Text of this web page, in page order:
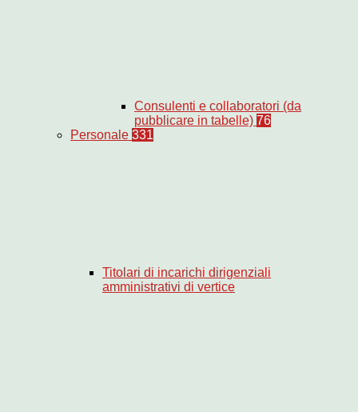
Consulenti e collaboratori (da
pubblicare in tabelle) 76
Personale 331
Titolari di incarichi dirigenziali
amministrativi di vertice